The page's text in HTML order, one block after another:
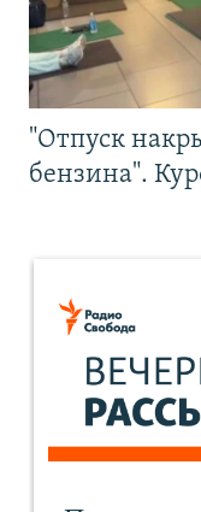
"Отпуск
бензина".